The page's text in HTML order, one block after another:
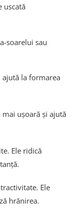
uscată
soarelui sau
ajută la formarea
mai ușoară și ajută
Ele ridică
Ele
hrănirea.